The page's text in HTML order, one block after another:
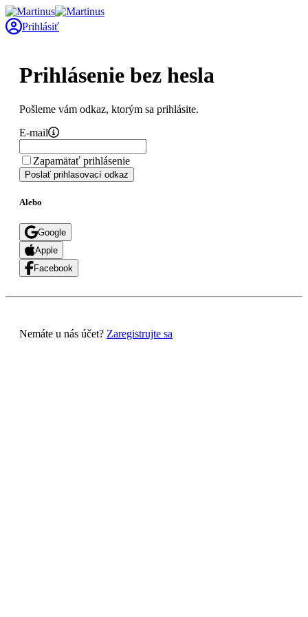
Prihlásiť
Prihlásenie bez hesla
Pošleme vám odkaz, ktorým sa prihlásite.
E-mail
Zapamätať prihlásenie
Poslať prihlasovací odkaz
Alebo
Google
Apple
Facebook
Nemáte u nás účet? Zaregistrujte sa